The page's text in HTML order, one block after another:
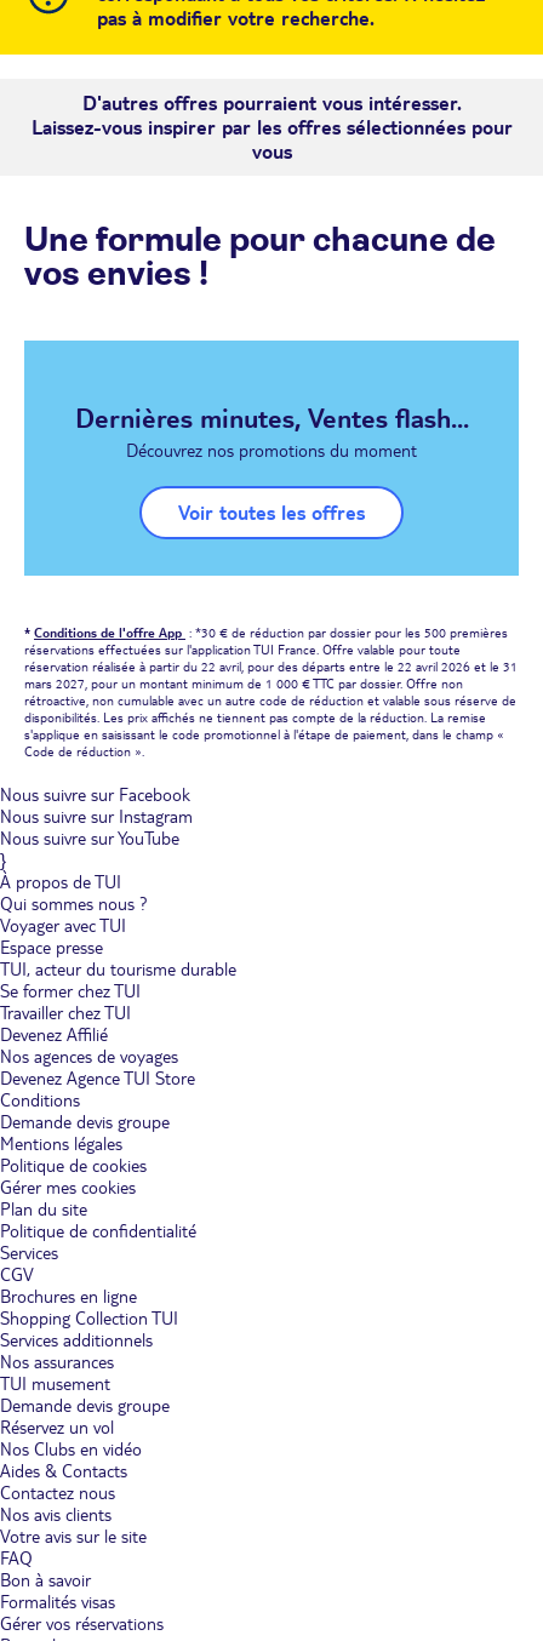
pas à modifier votre recherche.
D'autres offres pourraient vous intéresser.
Laissez-vous inspirer par les offres sélectionnées pour
vous
Une formule pour chacune de
vos envies !
Dernières minutes, Ventes flash...
Découvrez nos promotions du moment
Voir toutes les offres
* Conditions de l'offre App : *30 € de réduction par dossier pour les 500 premières
réservations effectuées sur l'application TUI France. Offre valable pour toute
réservation réalisée à partir du 22 avril, pour des départs entre le 22 avril 2026 et le 31
mars 2027, pour un montant minimum de 1 000 € TTC par dossier. Offre non
rétroactive, non cumulable avec un autre code de réduction et valable sous réserve de
disponibilités. Les prix affichés ne tiennent pas compte de la réduction. La remise
s'applique en saisissant le code promotionnel à l'étape de paiement, dans le champ «
Code de réduction ».
Nous suivre sur Facebook
Nous suivre sur Instagram
Nous suivre sur YouTube
}
À propos de TUI
Qui sommes nous ?
Voyager avec TUI
Espace presse
TUI, acteur du tourisme durable
Se former chez TUI
Travailler chez TUI
Devenez Affilié
Nos agences de voyages
Devenez Agence TUI Store
Conditions
Demande devis groupe
Mentions légales
Politique de cookies
Gérer mes cookies
Plan du site
Politique de confidentialité
Services
CGV
Brochures en ligne
Shopping Collection TUI
Services additionnels
Nos assurances
TUI musement
Demande devis groupe
Réservez un vol
Nos Clubs en vidéo
Aides & Contacts
Contactez nous
Nos avis clients
Votre avis sur le site
FAQ
Bon à savoir
Formalités visas
Gérer vos réservations